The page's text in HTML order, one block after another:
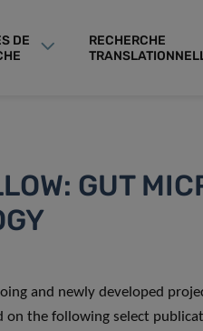
DE
RECHERCHE
GUT
and newly developed
on the following select